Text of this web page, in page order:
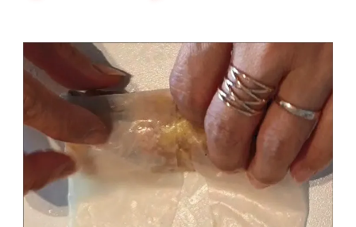
les
Nems
facilement
:
Guide
par
Vidéo